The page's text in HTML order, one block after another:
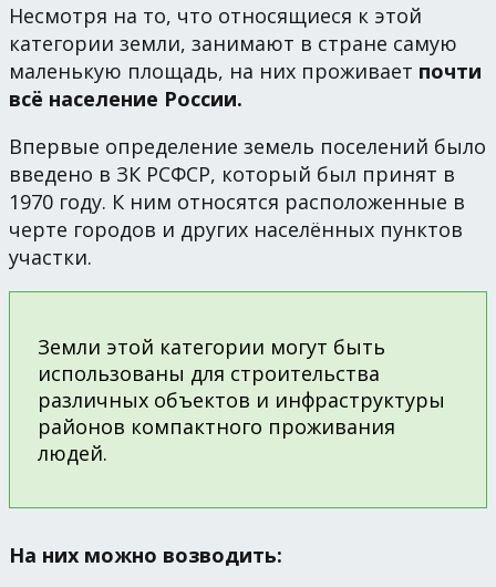
Несмотря на то, что относящиеся к этой
категории земли, занимают в стране самую
маленькую площадь, на них проживает почти
всё население России.
Впервые определение земель поселений было
введено в ЗК РСФСР, который был принят в
1970 году. К ним относятся расположенные в
черте городов и других населённых пунктов
участки.
Земли этой категории могут быть
использованы для строительства
различных объектов и инфраструктуры
районов компактного проживания
людей.
На них можно возводить: